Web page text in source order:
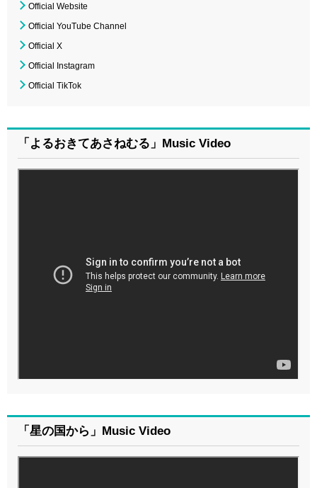
Official Website
Official YouTube Channel
Official X
Official Instagram
Official TikTok
「よるおきてあさねむる」Music Video
「星の国から」Music Video